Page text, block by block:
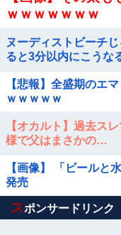
ｗｗｗｗｗｗｗ
ヌーディストビーチ
ると3分以内にこうな
【悲報】全盛期のエ
ｗｗｗｗｗ
【オカルト】過去ス
様で父はまさかの…
【画像】 「ビールと
発売
Powered by livedoor 相
スポンサードリンク